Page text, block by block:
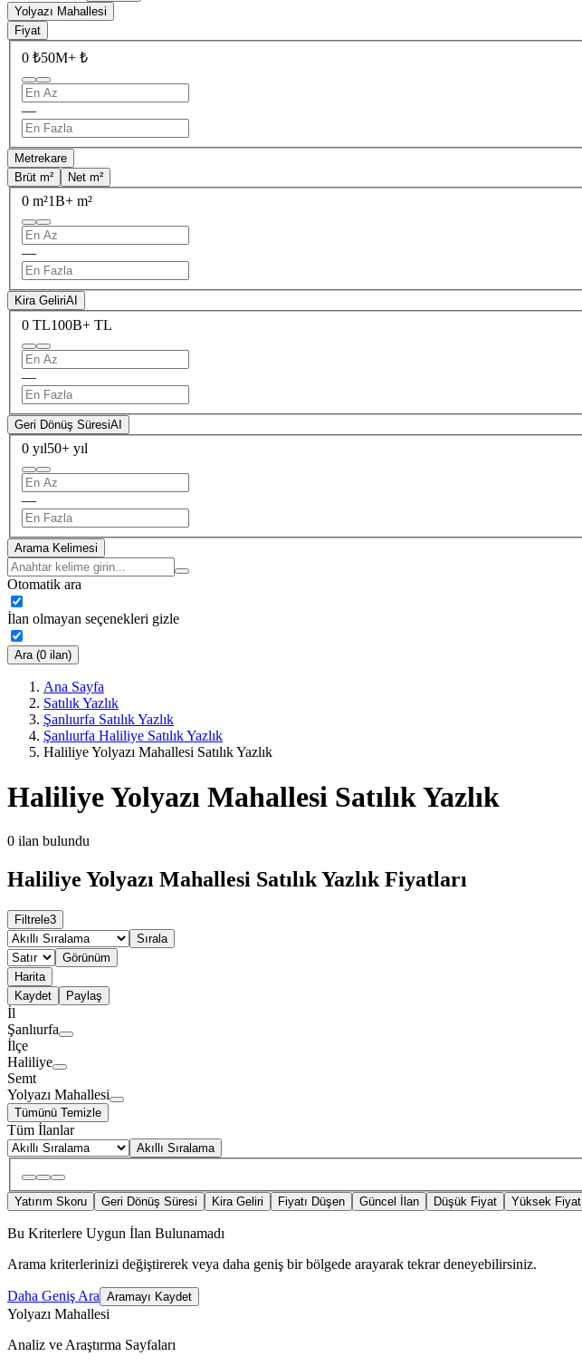
Yolyazı Mahallesi
Fiyat
0 ₺50M+ ₺
—
Metrekare
Brüt m²
Net m²
0 m²1B+ m²
—
Kira GeliriAI
0 TL100B+ TL
—
Geri Dönüş SüresiAI
0 yıl50+ yıl
—
Arama Kelimesi
Otomatik ara
İlan olmayan seçenekleri gizle
Ara (0 ilan)
Ana Sayfa
Satılık Yazlık
Şanlıurfa Satılık Yazlık
Şanlıurfa Haliliye Satılık Yazlık
Haliliye Yolyazı Mahallesi Satılık Yazlık
Haliliye Yolyazı Mahallesi Satılık Yazlık
0 ilan bulundu
Haliliye Yolyazı Mahallesi Satılık Yazlık Fiyatları
Filtrele3
Sırala
Görünüm
Harita
Kaydet
Paylaş
İl
Şanlıurfa
İlçe
Haliliye
Semt
Yolyazı Mahallesi
Tümünü Temizle
Tüm İlanlar
Akıllı Sıralama
Yatırım Skoru Geri Dönüş Süresi Kira Geliri Fiyatı Düşen Güncel İlan Düşük Fiyat Yüksek Fiyat
Bu Kriterlere Uygun İlan Bulunamadı
Arama kriterlerinizi değiştirerek veya daha geniş bir bölgede arayarak tekrar deneyebilirsiniz.
Daha Geniş Ara Aramayı Kaydet
Yolyazı Mahallesi
Analiz ve Araştırma Sayfaları